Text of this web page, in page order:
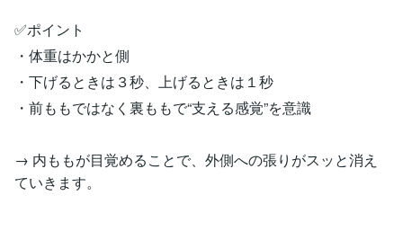
✅ポイント
・体重はかかと側
・下げるときは３秒、上げるときは１秒
・前ももではなく裏ももで“支える感覚”を意識
→ 内ももが目覚めることで、外側への張りがスッと消え
ていきます。